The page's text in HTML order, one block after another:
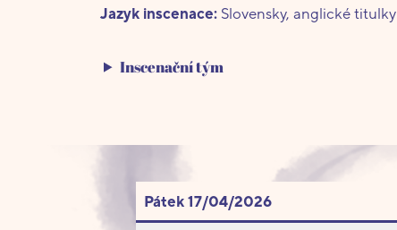
Jazyk inscenace: Slovensky, anglické titulky
Inscenační tým
Pátek 17/04/2026